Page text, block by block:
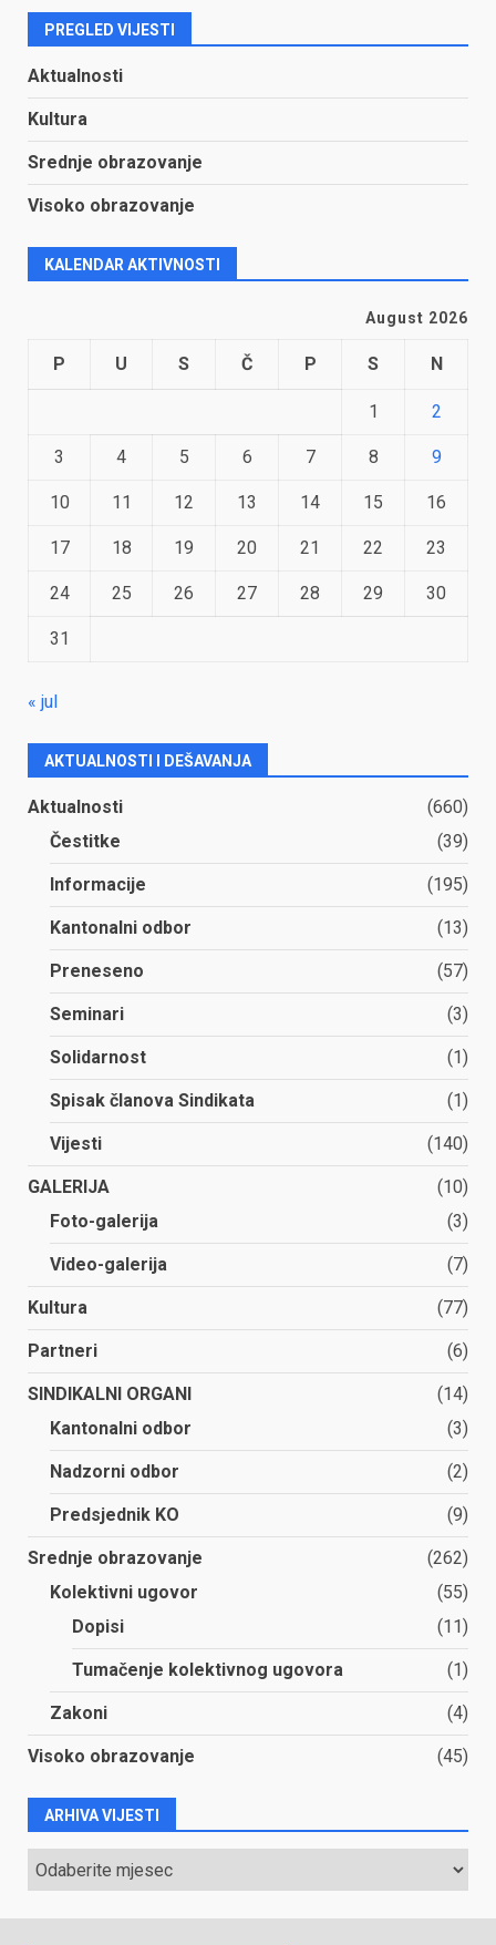
PREGLED VIJESTI
Aktualnosti
Kultura
Srednje obrazovanje
Visoko obrazovanje
KALENDAR AKTIVNOSTI
August 2026
P U S Č P S N
1 2
3 4 5 6 7 8 9
10 11 12 13 14 15 16
17 18 19 20 21 22 23
24 25 26 27 28 29 30
31
« jul
AKTUALNOSTI I DEŠAVANJA
Aktualnosti
(660)
Čestitke
(39)
Informacije (195)
Kantonalni odbor (13)
Preneseno (57)
Seminari (3)
Solidarnost (1)
Spisak članova Sindikata (1)
Vijesti (140)
GALERIJA
(10)
Foto-galerija
(3)
Video-galerija (7)
Kultura (77)
Partneri (6)
SINDIKALNI ORGANI
(14)
Kantonalni odbor
(3)
Nadzorni odbor (2)
Predsjednik KO (9)
Srednje obrazovanje
(262)
Kolektivni ugovor
(55)
Dopisi
(11)
Tumačenje kolektivnog ugovora (1)
Zakoni (4)
Visoko obrazovanje (45)
ARHIVA VIJESTI
ARHIVA
VIJESTI